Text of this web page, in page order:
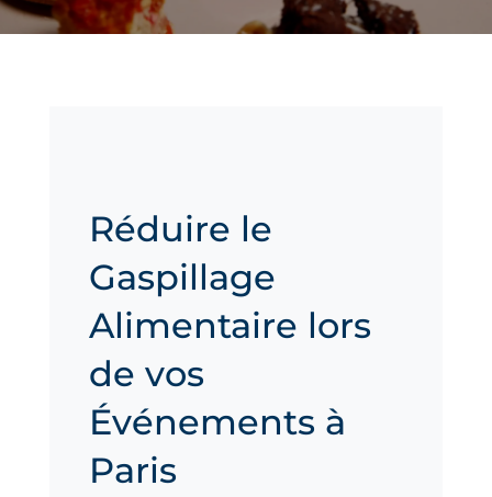
Réduire le
Gaspillage
Alimentaire lors
de vos
Événements à
Paris